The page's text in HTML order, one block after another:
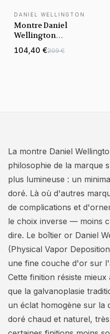
DANIEL WELLINGTON
Montre Daniel
Wellington
DW00100537 Iconic
Link Mint vert pastel
104,40 €209 €
La montre Daniel
philosophie de la marque
plus lumineuse : un
doré. Là où d'autres
de complications et
le choix inverse — moins
dire. Le boîtier or Daniel
(Physical Vapor
une fine couche d'or sur
Cette finition résiste
que la galvanoplasie
un éclat homogène sur la
doré chaud et naturel,